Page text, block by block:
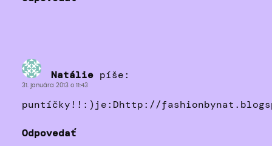
Natálie píše:
31. januára 2013 o 11:43
puntíčky!!:)je:Dhttp://
Odpovedať